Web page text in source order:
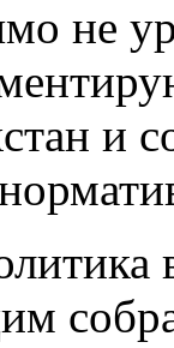
не
и